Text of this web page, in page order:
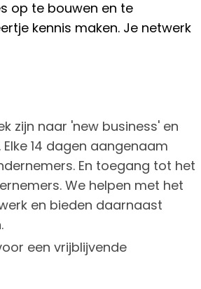
op te bouwen en te
kennis maken. Je netwerk
zijn naar 'new business' en
14 dagen aangenaam
En toegang tot het
We helpen met het
en bieden daarnaast
een vrijblijvende